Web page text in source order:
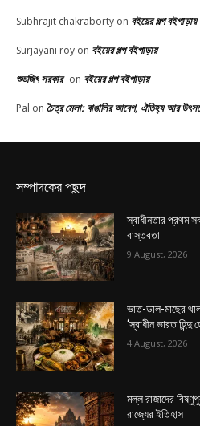
Subhrajit chakraborty on বইয়ের গল্প বইপাড়ায়
Surjayani roy on বইয়ের গল্প বইপাড়ায়
শুভজিৎ সরকার on বইয়ের গল্প বইপাড়ায়
Pal on চৈত্র মেলা: বাঙালির আবেগ, ঐতিহ্য আর
সম্পাদকের পছন্দ
স্বাধীনতার প্রথম
বাস্তবতা
9 August, 2026
ভাত-ডাল-মাছের
‘স্বাধীন ভারত হিন্দু
4 August, 2026
মল্ল রাজাদের
রাজ্যের ইতিহাস